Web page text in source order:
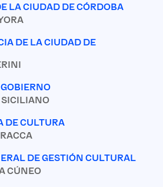
LA CIUDAD DE CÓRDOBA
DE LA CIUDAD DE
DE CULTURA
DE GESTIÓN CULTURAL
CÚNEO